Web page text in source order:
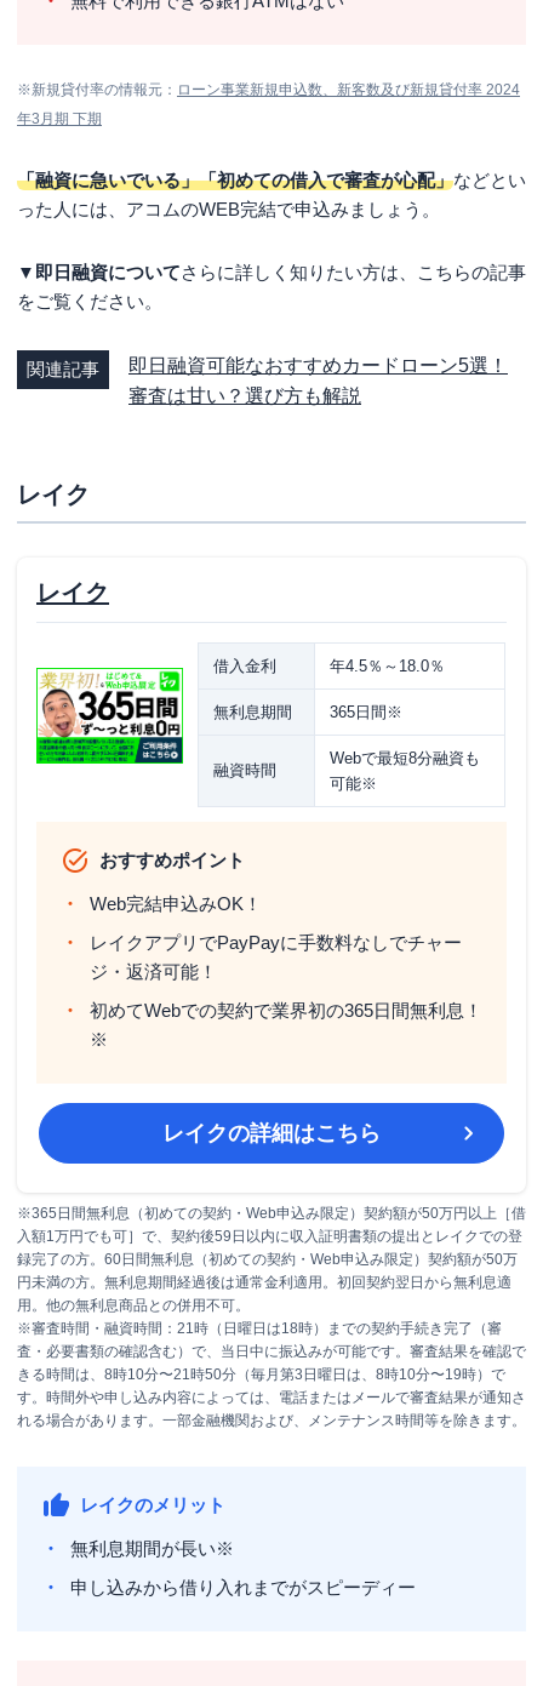
※新規貸付率の情報元： ローン事業新規申込数、新客数及び新規貸付率 2024
年3月期 下期
「融資に急いでいる」「初めての借入で審査が心配」などとい
った人には、アコムのWEB完結で申込みましょう。
▼即日融資についてさらに詳しく知りたい方は、こちらの記事
をご覧ください。
関連記事
即日融資可能なおすすめカードローン5選！
審査は甘い？選び方も解説
レイク
レイク
借入金利 年4.5％～18.0％
無利息期間 365日間※
融資時間
Webで最短8分融資も
可能※
おすすめポイント
Web完結申込みOK！
レイクアプリでPayPayに手数料なしでチャー
ジ・返済可能！
初めてWebでの契約で業界初の365日間無利息！
※
レイクの詳細はこちら
※365日間無利息（初めての契約・Web申込み限定）契約額が50万円以上［借
入額1万円でも可］で、契約後59日以内に収入証明書類の提出とレイクでの登
録完了の方。60日間無利息（初めての契約・Web申込み限定）契約額が50万
円未満の方。無利息期間経過後は通常金利適用。初回契約翌日から無利息適
用。他の無利息商品との併用不可。
※審査時間・融資時間：21時（日曜日は18時）までの契約手続き完了（審
査・必要書類の確認含む）で、当日中に振込みが可能です。審査結果を確認で
きる時間は、8時10分〜21時50分（毎月第3日曜日は、8時10分〜19時）で
す。時間外や申し込み内容によっては、電話またはメールで審査結果が通知さ
れる場合があります。一部金融機関および、メンテナンス時間等を除きます。
レイクのメリット
無利息期間が長い※
申し込みから借り入れまでがスピーディー